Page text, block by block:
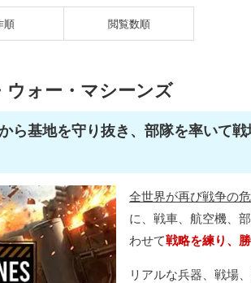
順 閲覧数順
ウォー・マシーンズ
ら基地を守り抜き、部隊を率いて
全世界が再び戦争の
に、戦車、航空機、
わせて戦略を練り、
リアルな兵器、戦場